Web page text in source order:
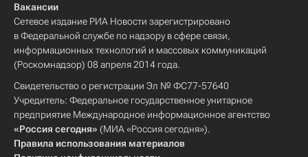
Вакансии
Сетевое издание РИА Новости зарегистрировано
в Федеральной службе по надзору в сфере связи,
информационных технологий и массовых коммуникаций
(Роскомнадзор) 08 апреля 2014 года.
Свидетельство о регистрации Эл № ФС77-57640
Учредитель: Федеральное государственное унитарное
предприятие Международное информационное агентство
«Россия сегодня» (МИА «Россия сегодня»).
Правила использования материалов